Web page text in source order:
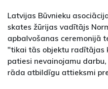
Latvijas Būvnieku
skates žūrijas vadītājs
apbalvošanas ceremonijā
"tikai tās objektu radītājas
patiesi nevainojamu
rāda atbildīgu attieksmi